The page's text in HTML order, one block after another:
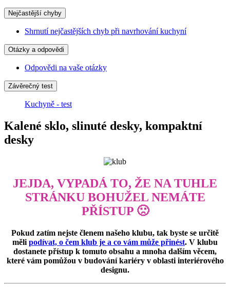
Nejčastější chyby
Shrnutí nejčastějších chyb při navrhování kuchyní
Otázky a odpovědi
Odpovědi na vaše otázky
Závěrečný test
Kuchyně - test
Kalené sklo, slinuté desky, kompaktní
desky
JEJDA, VYPADÁ TO, ŽE NA TUHLE
STRÁNKU BOHUŽEL NEMÁTE
PŘÍSTUP 🙁
Pokud zatím nejste členem našeho klubu, tak byste se určitě
měli podívat, o čem klub je a co vám může přinést. V klubu
dostanete přístup k tomuto obsahu a mnoha dalším věcem,
které vám pomůžou v budování kariéry v oblasti interiérového
designu.